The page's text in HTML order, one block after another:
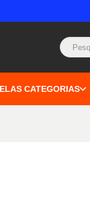
CATEGORIAS